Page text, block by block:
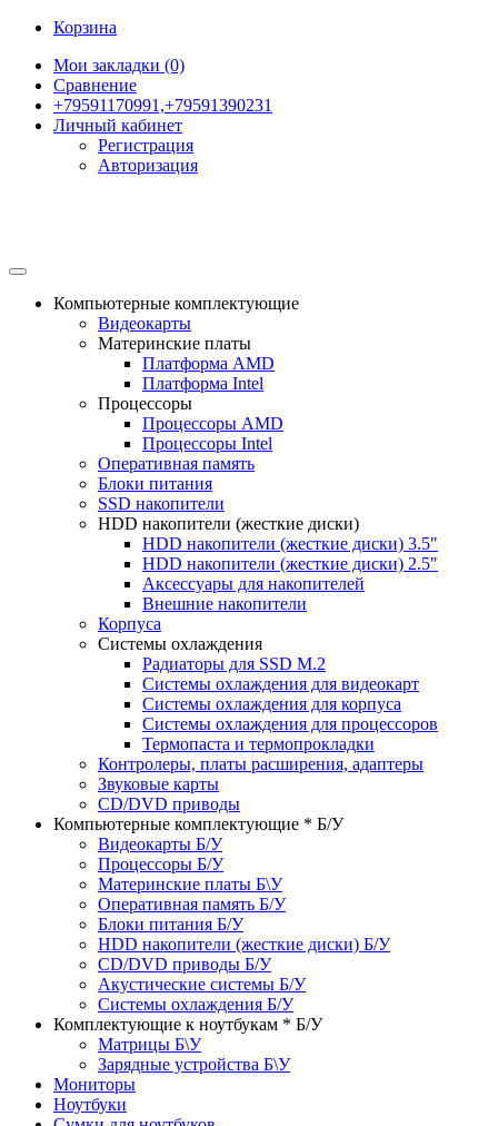
Корзина
Мои закладки (0)
Сравнение
+79591170991,+79591390231
Личный кабинет
Регистрация
Авторизация
Компьютерные комплектующие
Видеокарты
Материнские платы
Платформа AMD
Платформа Intel
Процессоры
Процессоры AMD
Процессоры Intel
Оперативная память
Блоки питания
SSD накопители
HDD накопители (жесткие диски)
HDD накопители (жесткие диски) 3.5"
HDD накопители (жесткие диски) 2.5"
Аксессуары для накопителей
Внешние накопители
Корпуса
Системы охлаждения
Радиаторы для SSD M.2
Системы охлаждения для видеокарт
Системы охлаждения для корпуса
Системы охлаждения для процессоров
Термопаста и термопрокладки
Контролеры, платы расширения, адаптеры
Звуковые карты
CD/DVD приводы
Компьютерные комплектующие * Б/У
Видеокарты Б/У
Процессоры Б/У
Материнские платы Б\У
Оперативная память Б/У
Блоки питания Б/У
HDD накопители (жесткие диски) Б/У
CD/DVD приводы Б/У
Акустические системы Б/У
Системы охлаждения Б/У
Комплектующие к ноутбукам * Б/У
Матрицы Б\У
Зарядные устройства Б\У
Мониторы
Ноутбуки